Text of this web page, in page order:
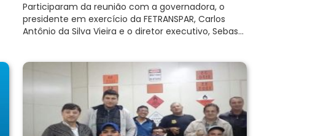
Participaram da reunião com a governadora, o
presidente em exercício da FETRANSPAR, Carlos
Antônio da Silva Vieira e o diretor executivo, Sebas...